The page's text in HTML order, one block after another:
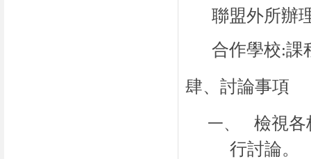
聯盟外所辦
合作學校:課
肆、討論事項
一、
檢視各
行討論。